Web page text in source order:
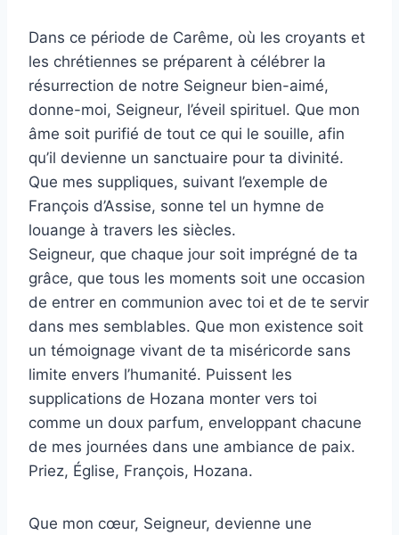
Dans ce période de Carême, où les croyants et
les chrétiennes se préparent à célébrer la
résurrection de notre Seigneur bien-aimé,
donne-moi, Seigneur, l’éveil spirituel. Que mon
âme soit purifié de tout ce qui le souille, afin
qu’il devienne un sanctuaire pour ta divinité.
Que mes suppliques, suivant l’exemple de
François d’Assise, sonne tel un hymne de
louange à travers les siècles.
Seigneur, que chaque jour soit imprégné de ta
grâce, que tous les moments soit une occasion
de entrer en communion avec toi et de te servir
dans mes semblables. Que mon existence soit
un témoignage vivant de ta miséricorde sans
limite envers l’humanité. Puissent les
supplications de Hozana monter vers toi
comme un doux parfum, enveloppant chacune
de mes journées dans une ambiance de paix.
Priez, Église, François, Hozana.
Que mon cœur, Seigneur, devienne une